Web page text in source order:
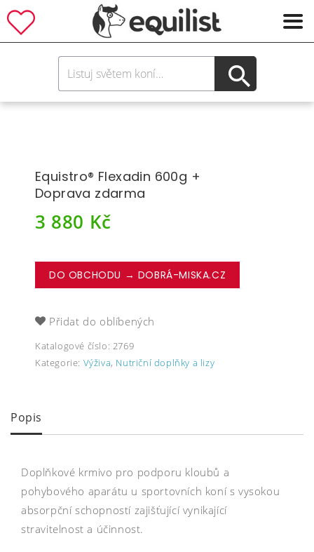
Equistro® Flexadin 600g +
Doprava zdarma
3 880 Kč
DO OBCHODU → DOBRÁ-MISKA.CZ
Přidat do oblíbených
Katalogové číslo: 2769
Kategorie: Výživa, Nutriční doplňky a lizy
Popis
Doplňkové krmivo pro podporu kloubů a
pohybového aparátu u sportovních koní s vysokou
absorpční schopností zajišťující vynikající
stravitelnost a účinnost.